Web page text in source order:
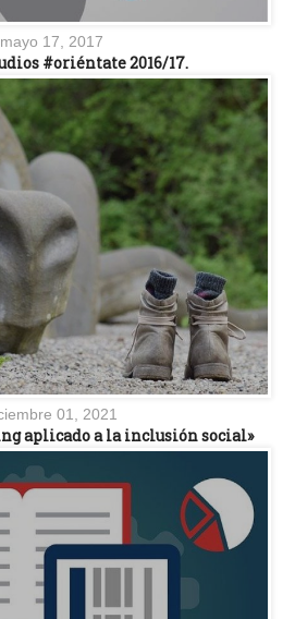
mayo 17, 2017
#oriéntate 2016/17.
01, 2021
aplicado a la inclusión social»